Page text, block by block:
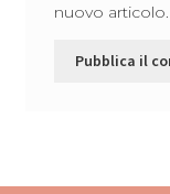
nuovo articolo.